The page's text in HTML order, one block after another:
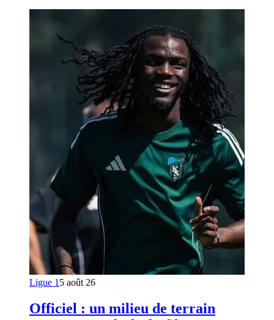
Ligue 1 5 août 26
Officiel : un milieu de terrain